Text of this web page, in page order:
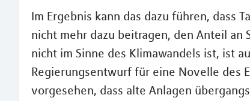
Im Ergebnis kann das dazu führen, dass
nicht mehr dazu beitragen, den Anteil an
nicht im Sinne des Klimawandels ist, ist
Regierungsentwurf für eine Novelle des
vorgesehen, dass alte Anlagen